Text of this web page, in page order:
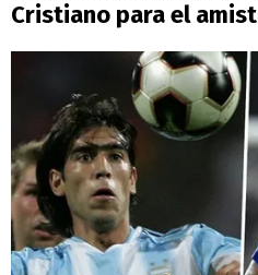
Cristiano para el